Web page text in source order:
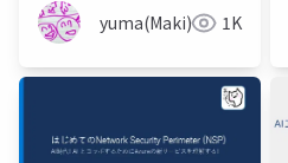
yuma(Maki) 1K